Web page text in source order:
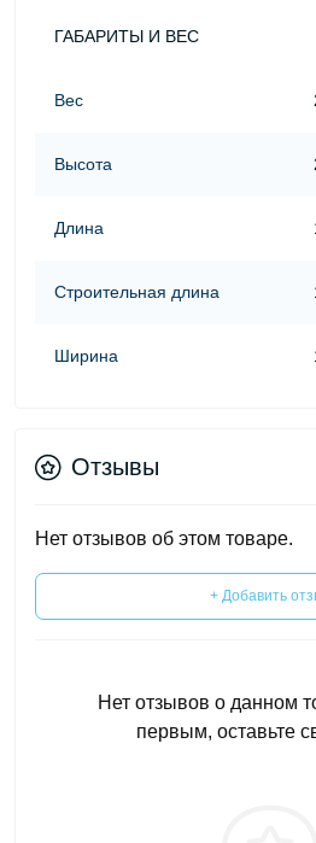
ГАБАРИТЫ И ВЕС
Вес
Высота
Длина
Строительная длина
Ширина
Отзывы
Нет отзывов об этом товаре.
+ Добавить
Нет отзывов о данном
первым, оставьте